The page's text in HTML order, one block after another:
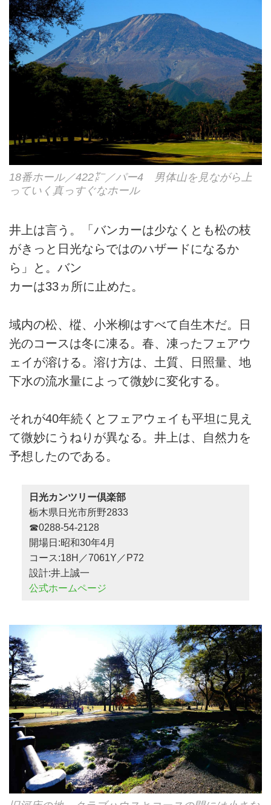
18番ホール／422㍎／パー4 男体山を見ながら上
っていく真っすぐなホール
井上は言う。「バンカーは少なくとも松の枝
がきっと日光ならではのハザードになるか
ら」と。バン
カーは33ヵ所に止めた。
域内の松、樅、小米柳はすべて自生木だ。日
光のコースは冬に凍る。春、凍ったフェアウ
ェイが溶ける。溶け方は、土質、日照量、地
下水の流水量によって微妙に変化する。
それが40年続くとフェアウェイも平坦に見え
て微妙にうねりが異なる。井上は、自然力を
予想したのである。
日光カンツリー倶楽部
栃木県日光市所野2833
☎0288-54-2128
開場日:昭和30年4月
コース:18H／7061Y／P72
設計:井上誠一
公式ホームページ